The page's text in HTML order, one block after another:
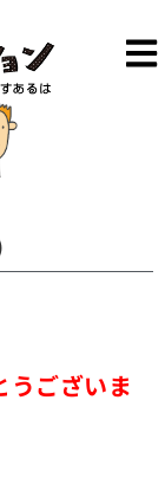
うございま